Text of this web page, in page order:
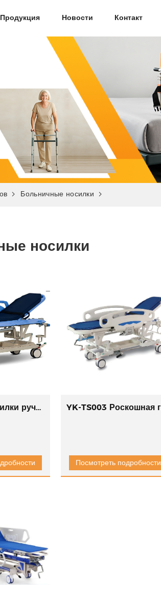
Продукция Новости Контакт
Больничные носилки
носилки
YK-TS004 Носилки ручные двухфункциональные YK-
Посмотреть подробности